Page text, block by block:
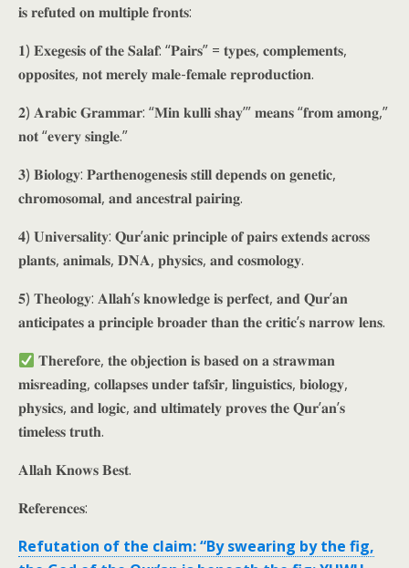
𝐢𝐬 𝐫𝐞𝐟𝐮𝐭𝐞𝐝 𝐨𝐧 𝐦𝐮𝐥𝐭𝐢𝐩𝐥𝐞 𝐟𝐫𝐨𝐧𝐭𝐬:
𝟏) 𝐄𝐱𝐞𝐠𝐞𝐬𝐢𝐬 𝐨𝐟 𝐭𝐡𝐞 𝐒𝐚𝐥𝐚𝐟: “𝐏𝐚𝐢𝐫𝐬” = 𝐭𝐲𝐩𝐞𝐬, 𝐜𝐨𝐦𝐩𝐥𝐞𝐦𝐞𝐧𝐭𝐬,
𝐨𝐩𝐩𝐨𝐬𝐢𝐭𝐞𝐬, 𝐧𝐨𝐭 𝐦𝐞𝐫𝐞𝐥𝐲 𝐦𝐚𝐥𝐞-𝐟𝐞𝐦𝐚𝐥𝐞 𝐫𝐞𝐩𝐫𝐨𝐝𝐮𝐜𝐭𝐢𝐨𝐧.
𝟐) 𝐀𝐫𝐚𝐛𝐢𝐜 𝐆𝐫𝐚𝐦𝐦𝐚𝐫: “𝐌𝐢𝐧 𝐤𝐮𝐥𝐥𝐢 𝐬𝐡𝐚𝐲’” 𝐦𝐞𝐚𝐧𝐬 “𝐟𝐫𝐨𝐦 𝐚𝐦𝐨𝐧𝐠,”
𝐧𝐨𝐭 “𝐞𝐯𝐞𝐫𝐲 𝐬𝐢𝐧𝐠𝐥𝐞.”
𝟑) 𝐁𝐢𝐨𝐥𝐨𝐠𝐲: 𝐏𝐚𝐫𝐭𝐡𝐞𝐧𝐨𝐠𝐞𝐧𝐞𝐬𝐢𝐬 𝐬𝐭𝐢𝐥𝐥 𝐝𝐞𝐩𝐞𝐧𝐝𝐬 𝐨𝐧 𝐠𝐞𝐧𝐞𝐭𝐢𝐜,
𝐜𝐡𝐫𝐨𝐦𝐨𝐬𝐨𝐦𝐚𝐥, 𝐚𝐧𝐝 𝐚𝐧𝐜𝐞𝐬𝐭𝐫𝐚𝐥 𝐩𝐚𝐢𝐫𝐢𝐧𝐠.
𝟒) 𝐔𝐧𝐢𝐯𝐞𝐫𝐬𝐚𝐥𝐢𝐭𝐲: 𝐐𝐮𝐫’𝐚𝐧𝐢𝐜 𝐩𝐫𝐢𝐧𝐜𝐢𝐩𝐥𝐞 𝐨𝐟 𝐩𝐚𝐢𝐫𝐬 𝐞𝐱𝐭𝐞𝐧𝐝𝐬 𝐚𝐜𝐫𝐨𝐬𝐬
𝐩𝐥𝐚𝐧𝐭𝐬, 𝐚𝐧𝐢𝐦𝐚𝐥𝐬, 𝐃𝐍𝐀, 𝐩𝐡𝐲𝐬𝐢𝐜𝐬, 𝐚𝐧𝐝 𝐜𝐨𝐬𝐦𝐨𝐥𝐨𝐠𝐲.
𝟓) 𝐓𝐡𝐞𝐨𝐥𝐨𝐠𝐲: 𝐀𝐥𝐥𝐚𝐡’𝐬 𝐤𝐧𝐨𝐰𝐥𝐞𝐝𝐠𝐞 𝐢𝐬 𝐩𝐞𝐫𝐟𝐞𝐜𝐭, 𝐚𝐧𝐝 𝐐𝐮𝐫’𝐚𝐧
𝐚𝐧𝐭𝐢𝐜𝐢𝐩𝐚𝐭𝐞𝐬 𝐚 𝐩𝐫𝐢𝐧𝐜𝐢𝐩𝐥𝐞 𝐛𝐫𝐨𝐚𝐝𝐞𝐫 𝐭𝐡𝐚𝐧 𝐭𝐡𝐞 𝐜𝐫𝐢𝐭𝐢𝐜’𝐬 𝐧𝐚𝐫𝐫𝐨𝐰 𝐥𝐞𝐧𝐬.
𝐓𝐡𝐞𝐫𝐞𝐟𝐨𝐫𝐞, 𝐭𝐡𝐞 𝐨𝐛𝐣𝐞𝐜𝐭𝐢𝐨𝐧 𝐢𝐬 𝐛𝐚𝐬𝐞𝐝 𝐨𝐧 𝐚 𝐬𝐭𝐫𝐚𝐰𝐦𝐚𝐧
𝐦𝐢𝐬𝐫𝐞𝐚𝐝𝐢𝐧𝐠, 𝐜𝐨𝐥𝐥𝐚𝐩𝐬𝐞𝐬 𝐮𝐧𝐝𝐞𝐫 𝐭𝐚𝐟𝐬𝐢̄𝐫, 𝐥𝐢𝐧𝐠𝐮𝐢𝐬𝐭𝐢𝐜𝐬, 𝐛𝐢𝐨𝐥𝐨𝐠𝐲,
𝐩𝐡𝐲𝐬𝐢𝐜𝐬, 𝐚𝐧𝐝 𝐥𝐨𝐠𝐢𝐜, 𝐚𝐧𝐝 𝐮𝐥𝐭𝐢𝐦𝐚𝐭𝐞𝐥𝐲 𝐩𝐫𝐨𝐯𝐞𝐬 𝐭𝐡𝐞 𝐐𝐮𝐫’𝐚𝐧’𝐬
𝐭𝐢𝐦𝐞𝐥𝐞𝐬𝐬 𝐭𝐫𝐮𝐭𝐡.
𝐀𝐥𝐥𝐚𝐡 𝐊𝐧𝐨𝐰𝐬 𝐁𝐞𝐬𝐭.
𝐑𝐞𝐟𝐞𝐫𝐞𝐧𝐜𝐞𝐬:
Refutation of the claim: “By swearing by the fig,